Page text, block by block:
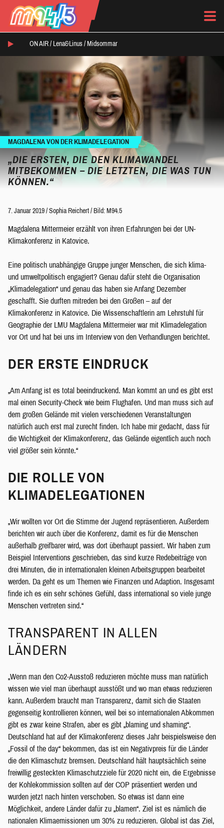
ON AIR / Lena&Linus / Midsommar
MAGDALENA VON DER KLIMADELEGATION
„DIE ERSTEN, DIE DEN KLIMAWANDEL
MITBEKOMMEN – DIE LETZTEN, DIE WAS TUN
KÖNNEN.“
7. Januar 2019 / Sophia Reichert / Bild: M94.5
Magdalena Mittermeier erzählt von ihren Erfahrungen bei der UN-
Klimakonferenz in Katovice.
Eine politisch unabhängige Gruppe junger Menschen, die sich klima-
und umweltpolitisch engagiert? Genau dafür steht die Organisation
„Klimadelegation“ und genau das haben sie Anfang Dezember
geschafft. Sie durften mitreden bei den Großen – auf der
Klimakonferenz in Katovice. Die Wissenschaftlerin am Lehrstuhl für
Geographie der LMU Magdalena Mittermeier war mit Klimadelegation
vor Ort und hat bei uns im Interview von den Verhandlungen berichtet.
DER ERSTE EINDRUCK
„Am Anfang ist es total beeindruckend. Man kommt an und es gibt erst
mal einen Security-Check wie beim Flughafen. Und man muss sich auf
dem großen Gelände mit vielen verschiedenen Veranstaltungen
natürlich auch erst mal zurecht finden. Ich habe mir gedacht, dass für
die Wichtigkeit der Klimakonferenz, das Gelände eigentlich auch noch
viel größer sein könnte.“
DIE ROLLE VON
KLIMADELEGATIONEN
„Wir wollten vor Ort die Stimme der Jugend repräsentieren. Außerdem
berichten wir auch über die Konferenz, damit es für die Menschen
außerhalb greifbarer wird, was dort überhaupt passiert. Wir haben zum
Beispiel Interventions geschrieben, das sind kurze Redebeiträge von
drei Minuten, die in internationalen kleinen Arbeitsgruppen bearbeitet
werden. Da geht es um Themen wie Finanzen und Adaption. Insgesamt
finde ich es ein sehr schönes Gefühl, dass international so viele junge
Menschen vertreten sind.“
TRANSPARENT IN ALLEN
LÄNDERN
„Wenn man den Co2-Ausstoß reduzieren möchte muss man natürlich
wissen wie viel man überhaupt ausstößt und wo man etwas reduzieren
kann. Außerdem braucht man Transparenz, damit sich die Staaten
gegenseitig kontrollieren können, weil bei so internationalen Abkommen
gibt es zwar keine Strafen, aber es gibt „blaming und shaming“.
Deutschland hat auf der Klimakonferenz dieses Jahr beispielsweise den
„Fossil of the day“ bekommen, das ist ein Negativpreis für die Länder
die den Klimaschutz bremsen. Deutschland hält hauptsächlich seine
freiwillig gesteckten Klimaschutzziele für 2020 nicht ein, die Ergebnisse
der Kohlekommission sollten auf der COP präsentiert werden und
wurden jetzt nach hinten verschoben. So etwas ist dann eine
Möglichkeit, andere Länder dafür zu „blamen“. Ziel ist es nämlich die
nationalen Klimaemissionen um 30% zu reduzieren. Global ist das Ziel,